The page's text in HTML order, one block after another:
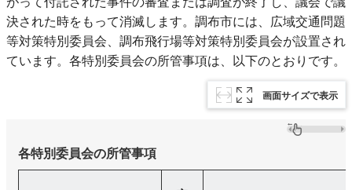
決された時をもって消滅します。調布市には、広域交通問題
等対策特別委員会、調布飛行場等対策特別委員会が設置され
ています。各特別委員会の所管事項は、以下のとおりです。
画面サイズで表示
各特別委員会の所管事項